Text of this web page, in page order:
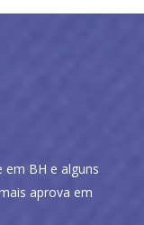
em BH e alguns
aprova em